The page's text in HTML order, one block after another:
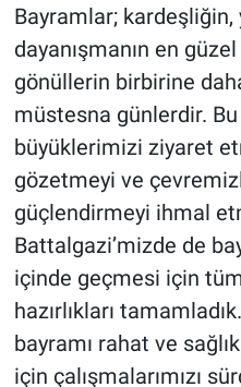
Bayramlar; kardeşliğin,
dayanışmanın en
gönüllerin birbirine
müstesna günlerdir.
büyüklerimizi ziyaret
gözetmeyi ve
güçlendirmeyi ihmal
Battalgazi’mizde de
içinde geçmesi için
hazırlıkları
bayramı rahat ve
için çalışmalarımızı